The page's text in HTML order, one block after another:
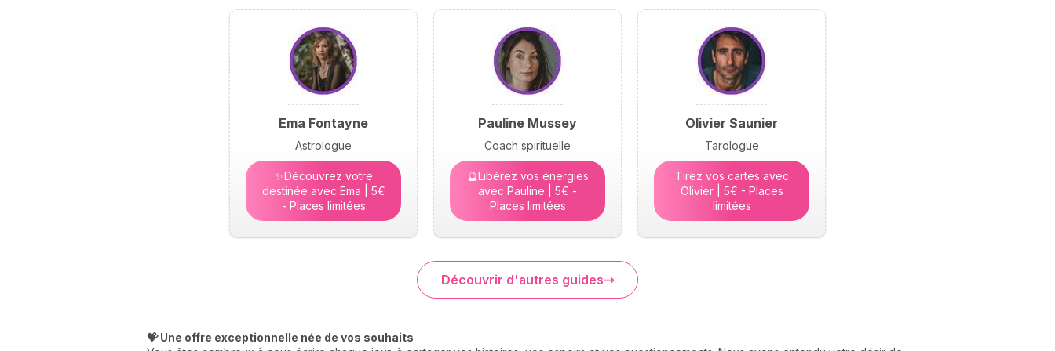
elle lève le voile sur les
raisons profondes de
notre incarnation.
Ema Fontayne
Astrologue
✨Découvrez votre
destinée avec Ema | 5€
- Places limitées
Pauline Mussey
Coach spirituelle
🔮Libérez vos énergies
avec Pauline | 5€ -
Places limitées
Olivier Saunier
Tarologue
Tirez vos cartes avec
Olivier | 5€ - Places
limitées
Découvrir d'autres guides
💝 Une offre exceptionnelle née de vos souhaits